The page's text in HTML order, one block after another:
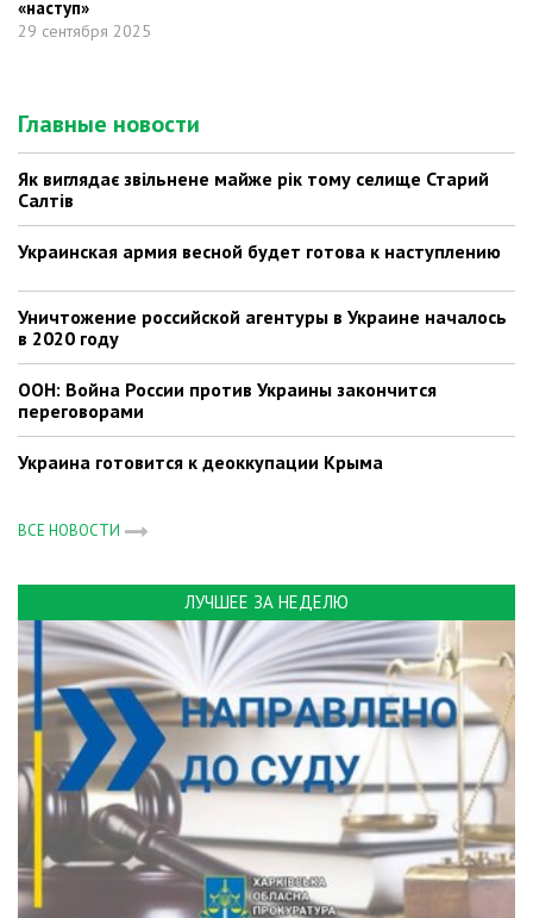
«наступ»
29 сентября 2025
Главные новости
Як виглядає звільнене майже рік тому селище Старий
Салтів
Украинская армия весной будет готова к наступлению
Уничтожение российской агентуры в Украине началось
в 2020 году
ООН: Война России против Украины закончится
переговорами
Украина готовится к деоккупации Крыма
ВСЕ НОВОСТИ
ЛУЧШЕЕ ЗА НЕДЕЛЮ